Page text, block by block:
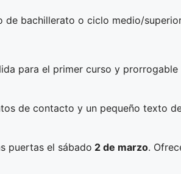
bachillerato o ciclo medio/
para el primer curso y
de contacto y un pequeño texto
puertas el sábado 2 de marzo.